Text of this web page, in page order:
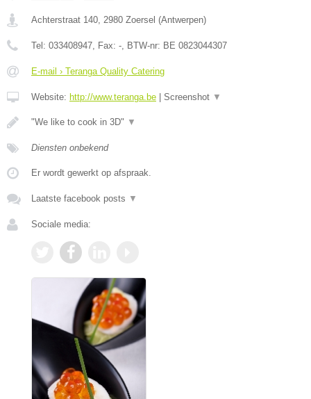
Achterstraat 140 2980 Zoersel (Antwerpen)
Tel: 033408947 , Fax: - , BTW-nr: BE 0823044307
E-mail › Teranga Quality Catering
Website: http://www.teranga.be | Screenshot ▼
"We like to cook in 3D" ▼
Diensten onbekend
Er wordt gewerkt op afspraak.
Laatste facebook posts ▼
Sociale media: